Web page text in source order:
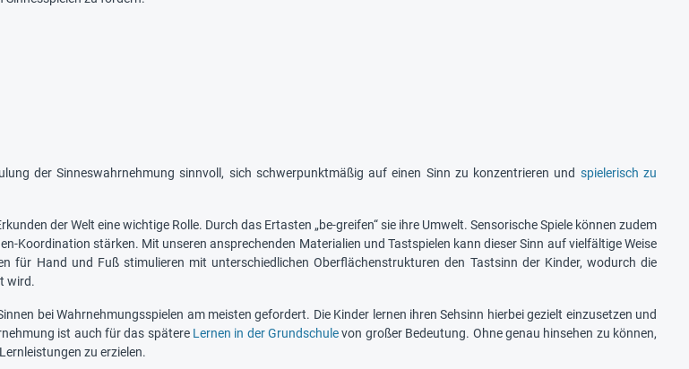
der Sinneswahrnehmung sinnvoll, sich schwerpunktmäßig auf einen Sinn zu konzentrieren und spielerisch zu
der Welt eine wichtige Rolle. Durch das Ertasten „be-greifen“ sie ihre Umwelt. Sensorische Spiele können zudem
Koordination stärken. Mit unseren ansprechenden Materialien und Tastspielen kann dieser Sinn auf vielfältige Weise
für Hand und Fuß stimulieren mit unterschiedlichen Oberflächenstrukturen den Tastsinn der Kinder, wodurch die
wird.
bei Wahrnehmungsspielen am meisten gefordert. Die Kinder lernen ihren Sehsinn hierbei gezielt einzusetzen und
ist auch für das spätere Lernen in der Grundschulevon großer Bedeutung. Ohne genau hinsehen zu können,
zu erzielen.